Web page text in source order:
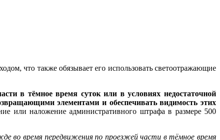
что также обязывает его использовать светоотражающие
в тёмное время суток или в условиях недостаточной
элементами и обеспечивать видимость этих
или наложение административного штрафа в размере 500
во время передвижения по проезжей части в тёмное время